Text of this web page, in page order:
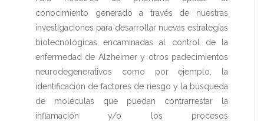
conocimiento generado a través de nuestras
investigaciones para desarrollar nuevas estrategias
biotecnológicas encaminadas al control de la
enfermedad de Alzheimer y otros padecimientos
neurodegenerativos como por ejemplo, la
identificación de factores de riesgo y la búsqueda
de moléculas que puedan contrarrestar la
inflamación y/o los procesos